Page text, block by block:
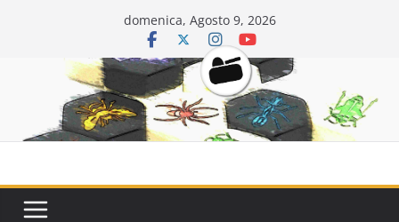
contenuto
domenica, Agosto 9, 2026